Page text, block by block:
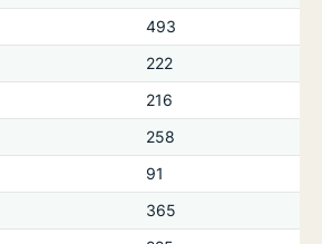
493
222
216
258
91
365